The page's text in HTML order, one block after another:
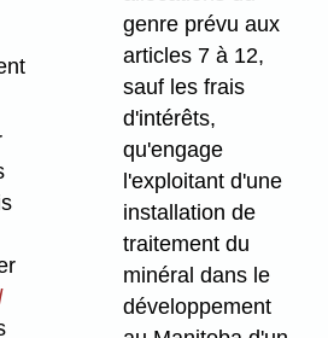
genre prévu aux
articles 7 à 12,
sauf les frais
d'intérêts,
qu'engage
l'exploitant d'une
installation de
traitement du
minéral dans le
développement